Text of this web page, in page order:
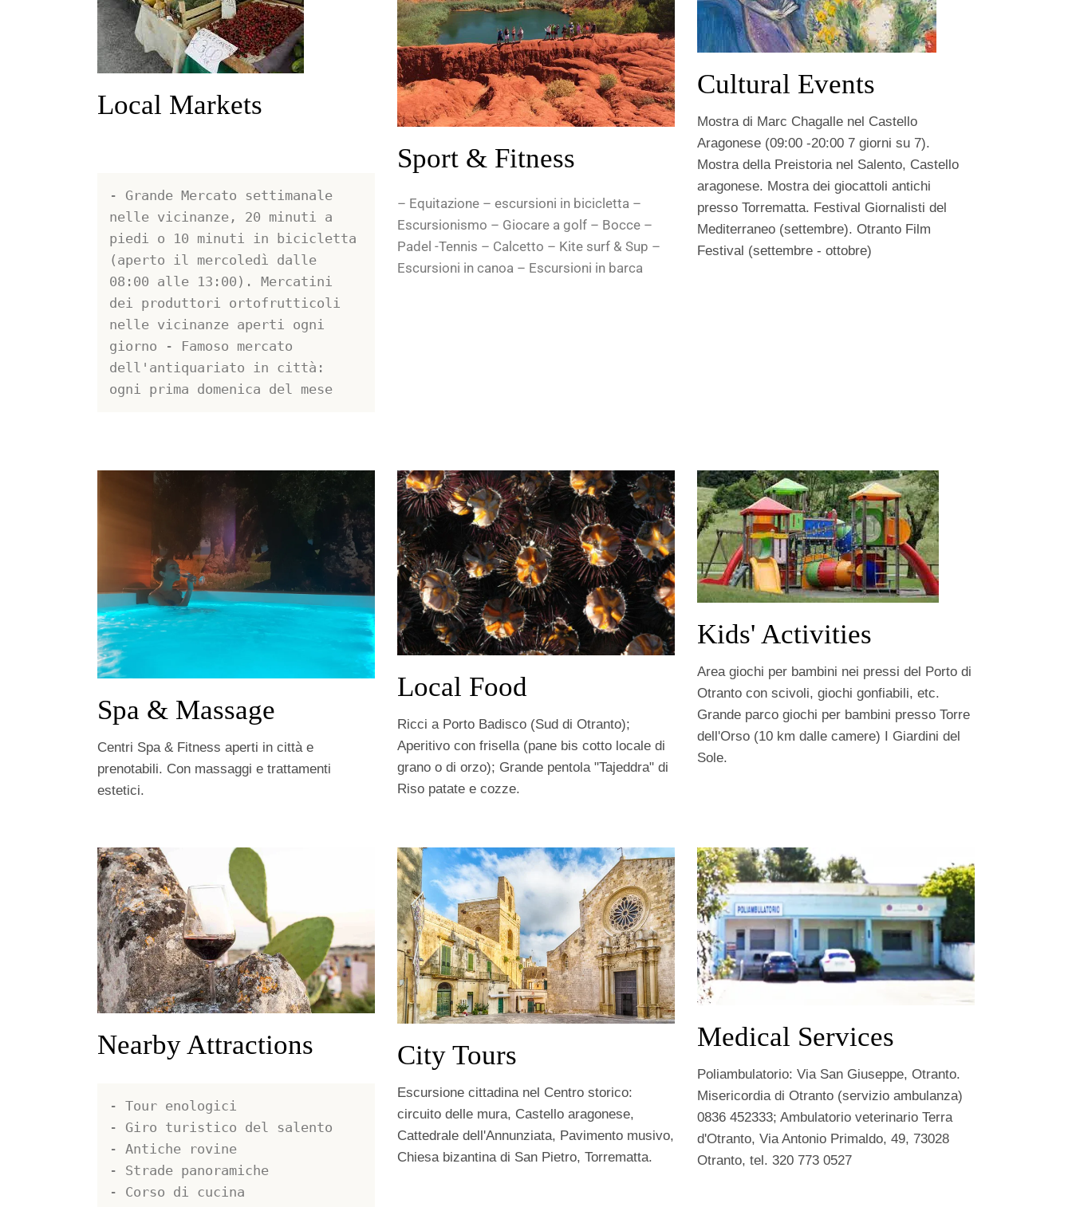
Local Markets​
- Grande Mercato settimanale
nelle vicinanze, 20 minuti a
piedi o 10 minuti in bicicletta
(aperto il mercoledì dalle
08:00 alle 13:00). Mercatini
dei produttori ortofrutticoli
nelle vicinanze aperti ogni
giorno - Famoso mercato
dell'antiquariato in città:
Sport & Fitness
– Equitazione – escursioni in bicicletta –
Escursionismo – Giocare a golf – Bocce –
Padel -Tennis – Calcetto – Kite surf & Sup –
Escursioni in canoa – Escursioni in barca
Cultural Events
Mostra di Marc Chagalle nel Castello
Aragonese (09:00 -20:00 7 giorni su 7).
Mostra della Preistoria nel Salento, Castello
aragonese. Mostra dei giocattoli antichi
presso Torrematta. Festival Giornalisti del
Mediterraneo (settembre). Otranto Film
Festival (settembre - ottobre)
Spa & Massage
Centri Spa & Fitness aperti in città e
prenotabili. Con massaggi e trattamenti
estetici.
Local Food
Ricci a Porto Badisco (Sud di Otranto);
Aperitivo con frisella (pane bis cotto locale di
grano o di orzo); Grande pentola "Tajeddra" di
Riso patate e cozze.
Kids' Activities
Area giochi per bambini nei pressi del Porto di
Otranto con scivoli, giochi gonfiabili, etc.
Grande parco giochi per bambini presso Torre
dell'Orso (10 km dalle camere) I Giardini del
Sole.
Nearby Attractions
- Tour enologici
- Giro turistico del salento
- Antiche rovine
- Strade panoramiche
- Corso di cucina
City Tours
Escursione cittadina nel Centro storico:
circuito delle mura, Castello aragonese,
Cattedrale dell'Annunziata, Pavimento musivo,
Chiesa bizantina di San Pietro, Torrematta.
Medical Services
Poliambulatorio: Via San Giuseppe, Otranto.
Misericordia di Otranto (servizio ambulanza)
0836 452333; Ambulatorio veterinario Terra
d'Otranto, Via Antonio Primaldo, 49, 73028
Otranto, tel. 320 773 0527